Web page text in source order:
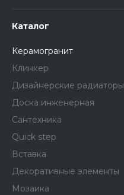
Каталог
Керамогранит
Клинкер
Дизайнерские радиаторы
Доска инженерная
Сантехника
Quick step
Вставка
Декоративные элементы
Мозаика